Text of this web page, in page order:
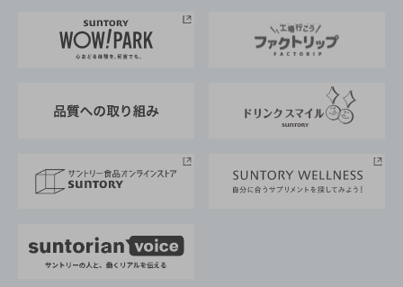
地域情報
サントリーサンバーズ大阪
サントリーが考えるサステナビリティ経営
企業概要
採用情報